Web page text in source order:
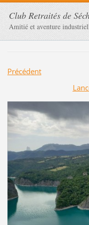
Club Retraités de
Amitié et aventure
Précédent